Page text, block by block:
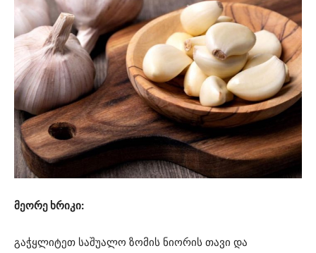
მეორე ხრიკი:
გაჭყლიტეთ საშუალო ზომის ნიორის თავი და